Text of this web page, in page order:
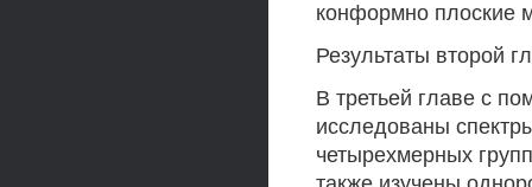
конформно плоские
Результаты второй
В третьей главе с
исследованы
четырехмерных